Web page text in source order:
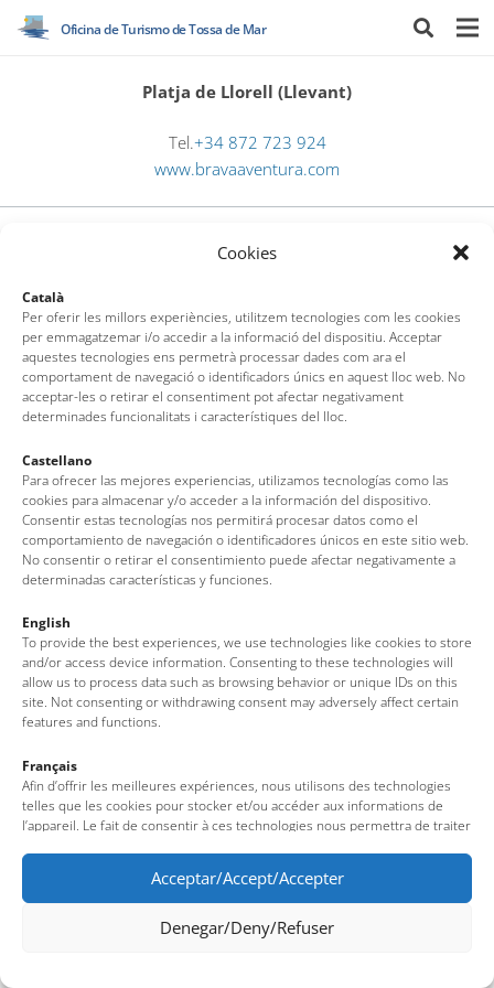
Cookies
Català
Per oferir les millors experiències, utilitzem tecnologies com les cookies
per emmagatzemar i/o accedir a la informació del dispositiu. Acceptar
aquestes tecnologies ens permetrà processar dades com ara el
comportament de navegació o identificadors únics en aquest lloc web. No
acceptar-les o retirar el consentiment pot afectar negativament
determinades funcionalitats i característiques del lloc.
Castellano
Para ofrecer las mejores experiencias, utilizamos tecnologías como las
cookies para almacenar y/o acceder a la información del dispositivo.
Consentir estas tecnologías nos permitirá procesar datos como el
comportamiento de navegación o identificadores únicos en este sitio web.
No consentir o retirar el consentimiento puede afectar negativamente a
determinadas características y funciones.
English
To provide the best experiences, we use technologies like cookies to store
and/or access device information. Consenting to these technologies will
allow us to process data such as browsing behavior or unique IDs on this
site. Not consenting or withdrawing consent may adversely affect certain
features and functions.
Français
Afin d’offrir les meilleures expériences, nous utilisons des technologies
telles que les cookies pour stocker et/ou accéder aux informations de
l’appareil. Le fait de consentir à ces technologies nous permettra de traiter
uniques sur ce site. Le fait de ne pas consentir ou de retirer son
consentement peut avoir un effet négatif sur certaines fonctionnalités et
caractéristiques du site.
Acceptar/Accept/Accepter
Denegar/Deny/Refuser
Oficina de Turismo de Tossa de Mar
Platja de Llorell (Llevant)
Tel.+34 872 723 924
www.bravaaventura.com
Oficina de Turismo de Tossa de Mar
Av. del Pelegrí, 25 – Edificio La Nau · 17320 – Tossa de Mar
Tel: + 00 34 972 340 108 · Mail: info@visittossa.com
Nota legal·Política de cookies· Protección de datos